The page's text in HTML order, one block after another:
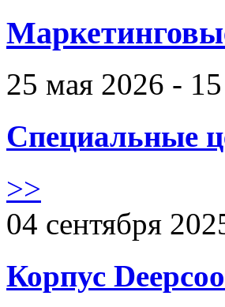
25 мая 2026 -
Специальные
>>
04 сентября
Корпус